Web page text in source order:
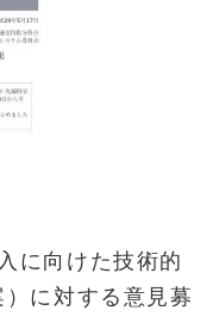
に向けた技術的
に対する意見募